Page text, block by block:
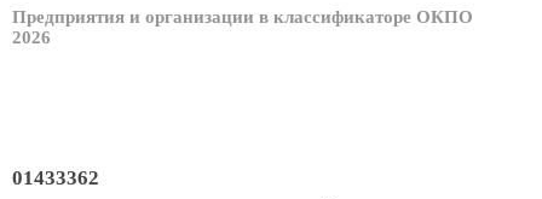
Предприятия и организации в классификаторе ОКПО
2026
01433362